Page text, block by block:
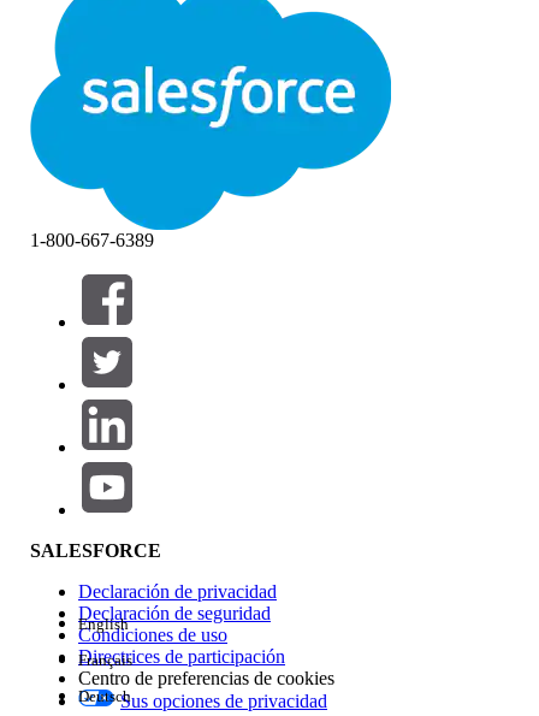
1-800-667-6389
SALESFORCE
Declaración de privacidad
Declaración de seguridad
Condiciones de uso
Directrices de participación
Centro de preferencias de cookies
Sus opciones de privacidad
English
Français
Deutsch